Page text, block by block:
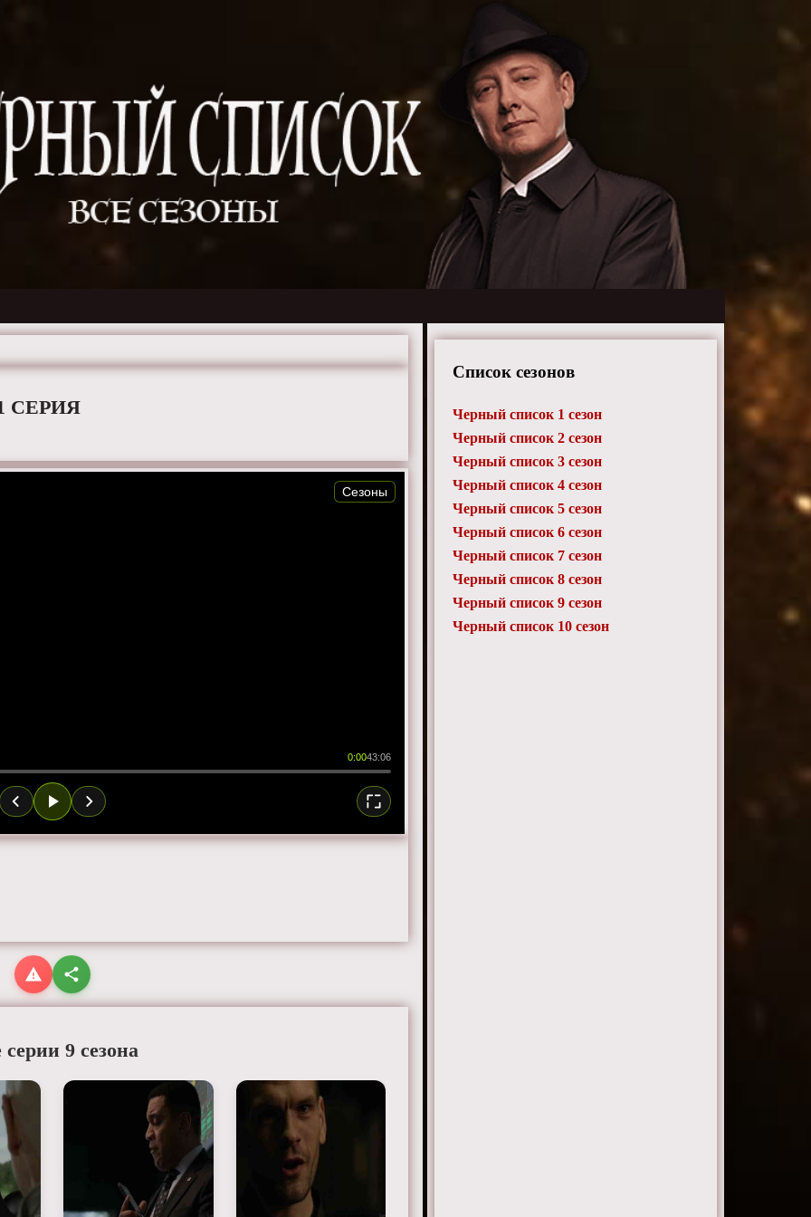
СЕРИЯ
0:0043:06
Сезоны
серии 9 сезона
Список сезонов
Черный список 1 сезон
Черный список 2 сезон
Черный список 3 сезон
Черный список 4 сезон
Черный список 5 сезон
Черный список 6 сезон
Черный список 7 сезон
Черный список 8 сезон
Черный список 9 сезон
Черный список 10 сезон